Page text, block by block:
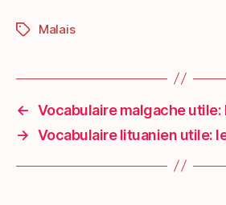
Étiquettes
Malais
← Vocabulaire malgache utile:
→ Vocabulaire lituanien utile: